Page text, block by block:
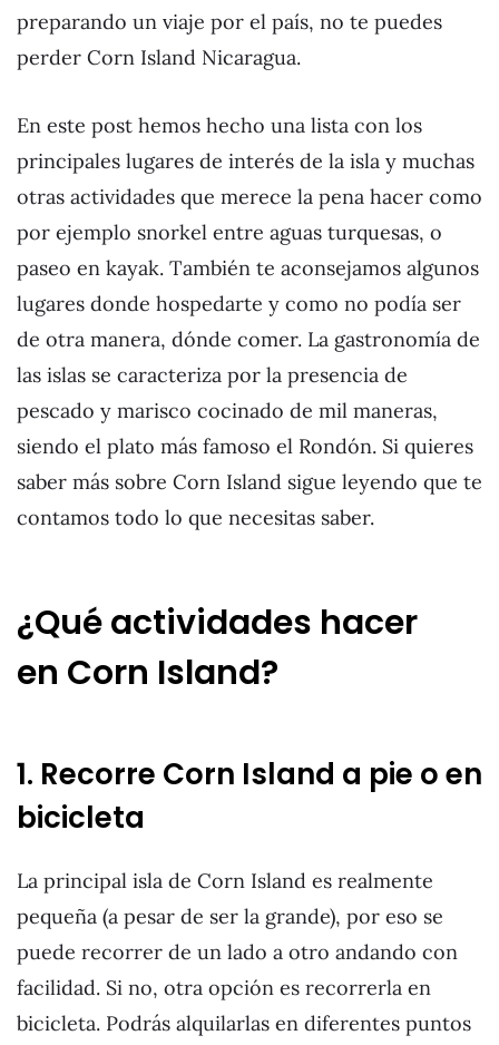
preparando un viaje por el país, no te puedes
perder Corn Island Nicaragua.
En este post hemos hecho una lista con los
principales lugares de interés de la isla y muchas
otras actividades que merece la pena hacer como
por ejemplo snorkel entre aguas turquesas, o
paseo en kayak. También te aconsejamos algunos
lugares donde hospedarte y como no podía ser
de otra manera, dónde comer. La gastronomía de
las islas se caracteriza por la presencia de
pescado y marisco cocinado de mil maneras,
siendo el plato más famoso el Rondón. Si quieres
saber más sobre Corn Island sigue leyendo que te
contamos todo lo que necesitas saber.
¿Qué actividades hacer
en Corn Island?
1. Recorre Corn Island a pie o en
bicicleta
La principal isla de Corn Island es realmente
pequeña (a pesar de ser la grande), por eso se
puede recorrer de un lado a otro andando con
facilidad. Si no, otra opción es recorrerla en
bicicleta. Podrás alquilarlas en diferentes puntos